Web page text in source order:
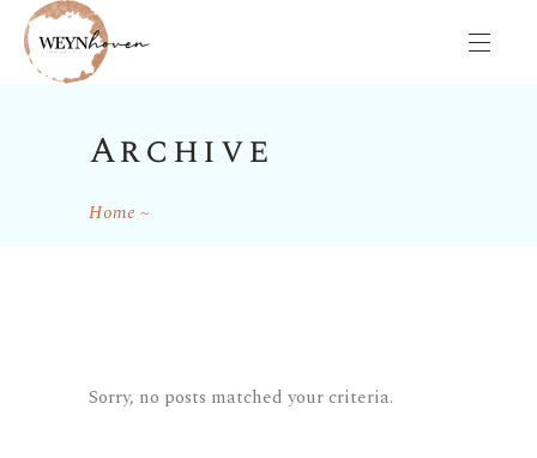
Archive
Home
Sorry, no posts matched your criteria.